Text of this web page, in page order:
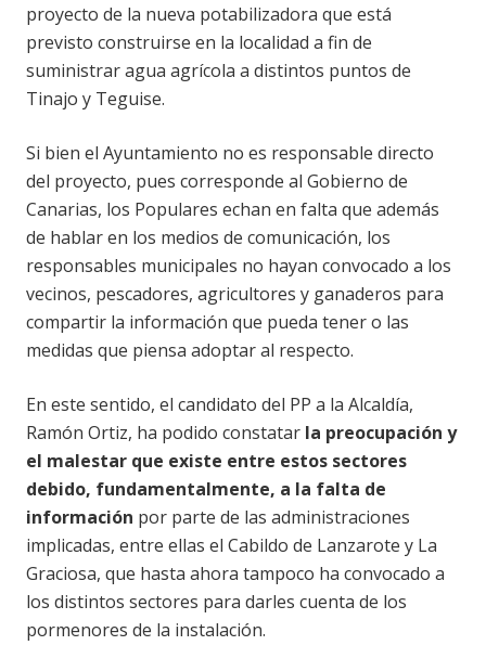
proyecto de la nueva potabilizadora que está
previsto construirse en la localidad a fin de
suministrar agua agrícola a distintos puntos de
Tinajo y Teguise.
Si bien el Ayuntamiento no es responsable directo
del proyecto, pues corresponde al Gobierno de
Canarias, los Populares echan en falta que además
de hablar en los medios de comunicación, los
responsables municipales no hayan convocado a los
vecinos, pescadores, agricultores y ganaderos para
compartir la información que pueda tener o las
medidas que piensa adoptar al respecto.
En este sentido, el candidato del PP a la Alcaldía,
Ramón Ortiz, ha podido constatar la preocupación y
el malestar que existe entre estos sectores
debido, fundamentalmente, a la falta de
información por parte de las administraciones
implicadas, entre ellas el Cabildo de Lanzarote y La
Graciosa, que hasta ahora tampoco ha convocado a
los distintos sectores para darles cuenta de los
pormenores de la instalación.